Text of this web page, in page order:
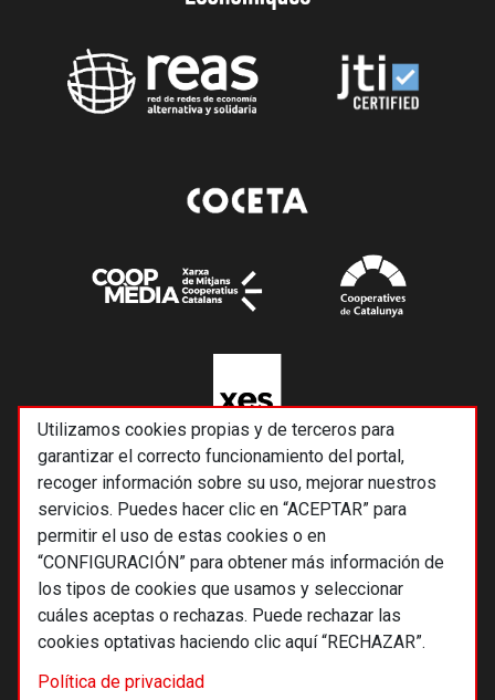
Utilizamos cookies propias y de terceros para
garantizar el correcto funcionamiento del portal,
recoger información sobre su uso, mejorar nuestros
servicios. Puedes hacer clic en “ACEPTAR” para
permitir el uso de estas cookies o en
“CONFIGURACIÓN” para obtener más información de
los tipos de cookies que usamos y seleccionar
cuáles aceptas o rechazas. Puede rechazar las
cookies optativas haciendo clic aquí “RECHAZAR”.
Política de privacidad
© 2026 Alternativas económicas SCCL
Footer
Términos y condiciones de uso